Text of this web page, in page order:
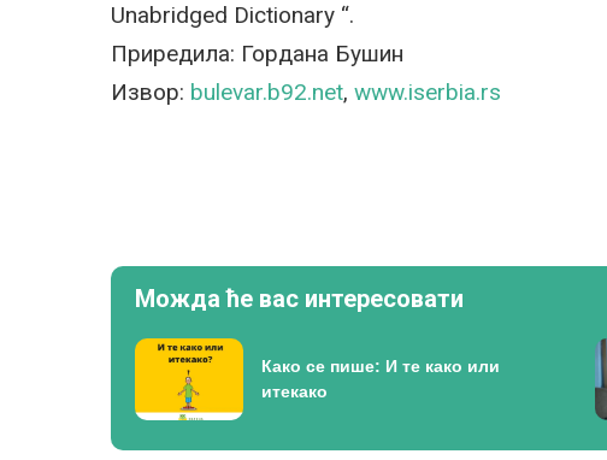
Unabridged Dictionary “.
Приредила: Гордана Бушин
Извор: bulevar.b92.net, www.iserbia.rs
Можда ће вас интересовати
Како се пише: И те како или
итекако